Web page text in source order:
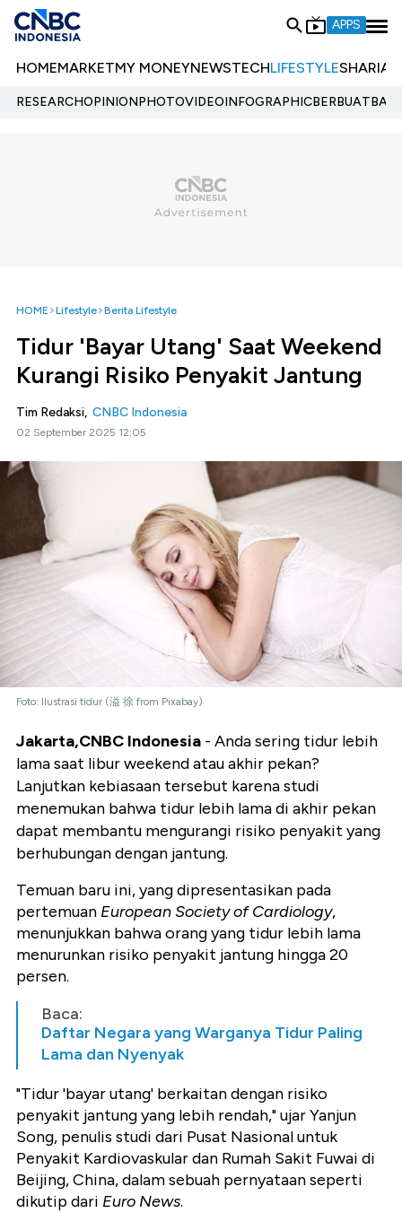
APPS
HOMEMARKETMY MONEYNEWSTECHLIFESTYLESHARIA
RESEARCHOPINIONPHOTOVIDEOINFOGRAPHIC
HOME Lifestyle Berita Lifestyle
Tidur 'Bayar Utang' Saat Weekend
Kurangi Risiko Penyakit Jantung
Tim Redaksi, CNBC Indonesia
02 September 2025 12:05
Foto: Ilustrasi tidur (溢 徐 from Pixabay)
Jakarta,CNBC Indonesia - Anda sering tidur lebih
lama saat libur weekend atau akhir pekan?
Lanjutkan kebiasaan tersebut karena studi
menemukan bahwa tidur lebih lama di akhir pekan
dapat membantu mengurangi risiko penyakit yang
berhubungan dengan jantung.
Temuan baru ini, yang dipresentasikan pada
pertemuan European Society of Cardiology,
menunjukkan bahwa orang yang tidur lebih lama
menurunkan risiko penyakit jantung hingga 20
persen.
Baca:
Daftar Negara yang Warganya Tidur Paling
Lama dan Nyenyak
"Tidur 'bayar utang' berkaitan dengan risiko
penyakit jantung yang lebih rendah," ujar Yanjun
Song, penulis studi dari Pusat Nasional untuk
Penyakit Kardiovaskular dan Rumah Sakit Fuwai di
Beijing, China, dalam sebuah pernyataan seperti
dikutip dari Euro News.